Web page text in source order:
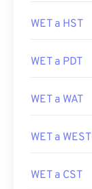
WET a HST
WET a PDT
WET a WAT
WET a WEST
WET a CST